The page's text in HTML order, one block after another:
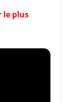
le plus